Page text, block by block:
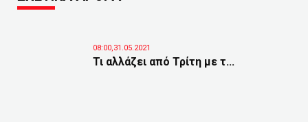
08:00,31.05.2021
Τι αλλάζει από Τρίτη με τ...